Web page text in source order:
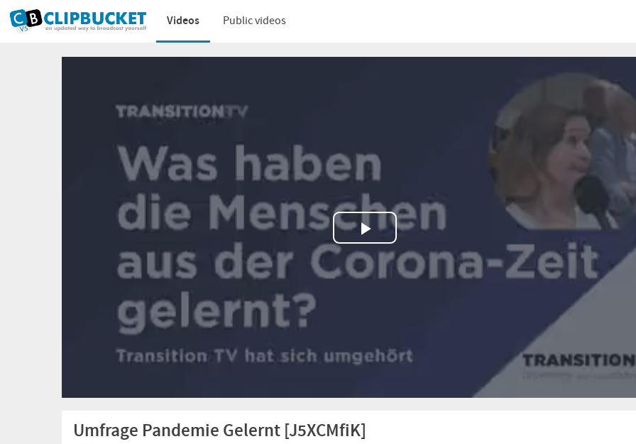
Videos Public videos
Play
Video
Umfrage Pandemie Gelernt [J5XCMfiK]